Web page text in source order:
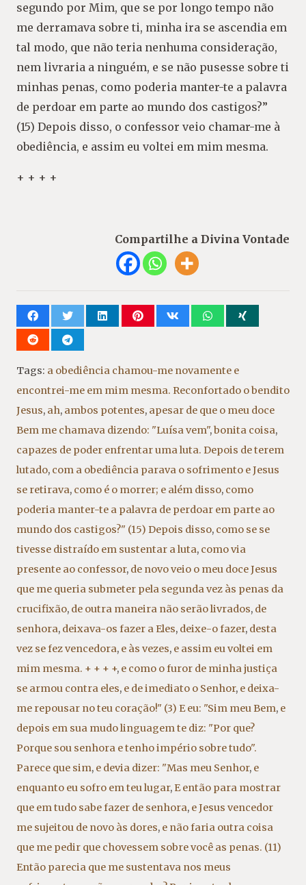
segundo por Mim, que se por longo tempo não
me derramava sobre ti, minha ira se ascendia em
tal modo, que não teria nenhuma consideração,
nem livraria a ninguém, e se não pusesse sobre ti
minhas penas, como poderia manter-te a palavra
de perdoar em parte ao mundo dos castigos?”
(15) Depois disso, o confessor veio chamar-me à
obediência, e assim eu voltei em mim mesma.
+ + + +
Compartilhe a Divina Vontade
Tags: a obediência chamou-me novamente e
encontrei-me em mim mesma. Reconfortado o bendito
Jesus, ah, ambos potentes, apesar de que o meu doce
Bem me chamava dizendo: "Luísa vem",bonita coisa,
capazes de poder enfrentar uma luta. Depois de terem
lutado, com a obediência parava o sofrimento e Jesus
se retirava, como é o morrer; e além disso, como
poderia manter-te a palavra de perdoar em parte ao
mundo dos castigos?" (15) Depois disso, como se se
tivesse distraído em sustentar a luta, como via
presente ao confessor, de novo veio o meu doce Jesus
que me queria submeter pela segunda vez às penas da
crucifixão, de outra maneira não serão livrados, de
senhora, deixava-os fazer a Eles, deixe-o fazer, desta
vez se fez vencedora, e às vezes, e assim eu voltei em
mim mesma. + + + +, e como o furor de minha justiça
se armou contra eles, e de imediato o Senhor, e deixa-
me repousar no teu coração!" (3) E eu: "Sim meu Bem, e
depois em sua mudo linguagem te diz: "Por que?
Porque sou senhora e tenho império sobre tudo".
Parece que sim, e devia dizer: "Mas meu Senhor, e
enquanto eu sofro em teu lugar,E então para mostrar
que em tudo sabe fazer de senhora, e Jesus vencedor
me sujeitou de novo às dores, e não faria outra coisa
que me pedir que chovessem sobre você as penas. (11)
Então parecia que me sustentava nos meus